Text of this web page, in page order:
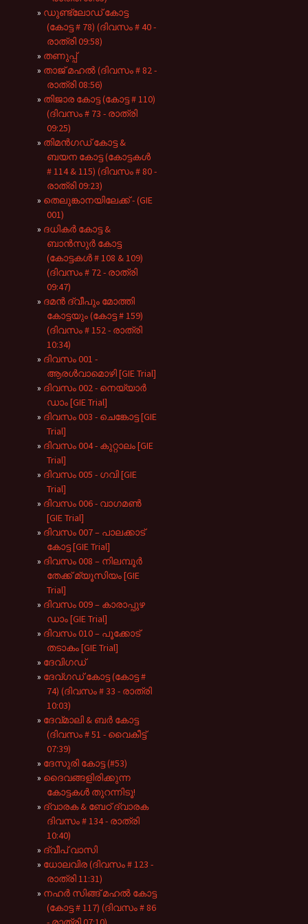
ഡുണ്ട്ലോഡ് കോട്ട
(കോട്ട # 78) (ദിവസം # 40 -
രാത്രി 09:58)
തണുപ്പ്
താജ് മഹൽ (ദിവസം # 82 -
രാത്രി 08:56)
തിജാര കോട്ട (കോട്ട # 110)
(ദിവസം # 73 - രാത്രി
09:25)
തിമൻഗഡ് കോട്ട &
ബയന കോട്ട (കോട്ടകൾ
# 114 & 115) (ദിവസം # 80 -
രാത്രി 09:23)
തെലുങ്കാനയിലേക്ക് - (GIE
001)
ദധികർ കോട്ട &
ബാൻസുർ കോട്ട
(കോട്ടകൾ # 108 & 109)
(ദിവസം # 72 - രാത്രി
09:47)
ദമൻ ദ്വീപും മോത്തി
കോട്ടയും (കോട്ട # 159)
(ദിവസം # 152 - രാത്രി
10:34)
ദിവസം 001 -
ആരൾവാമൊഴി [GIE Trial]
ദിവസം 002 - നെയ്യാർ
ഡാം [GIE Trial]
ദിവസം 003 - ചെങ്കോട്ട [GIE
Trial]
ദിവസം 004 - കുറ്റാലം [GIE
Trial]
ദിവസം 005 - ഗവി [GIE
Trial]
ദിവസം 006 - വാഗമൺ
[GIE Trial]
ദിവസം 007 – പാലക്കാട്
കോട്ട [GIE Trial]
ദിവസം 008 – നിലമ്പൂർ
തേക്ക് മ്യൂസിയം [GIE
Trial]
ദിവസം 009 – കാരാപ്പുഴ
ഡാം [GIE Trial]
ദിവസം 010 – പൂക്കോട്
തടാകം [GIE Trial]
ദേവിഗഡ്
ദേവ്ഗഡ് കോട്ട (കോട്ട #
74) (ദിവസം # 33 - രാത്രി
10:03)
ദേവ്മാലി & ബർ കോട്ട
(ദിവസം # 51 - വൈകീട്ട്
07:39)
ദേസുരി കോട്ട (#53)
ദൈവങ്ങളിരിക്കുന്ന
കോട്ടകൾ തുറന്നിടൂ!
ദ്വാരക & ബേഠ് ദ്വാരക
ദിവസം # 134 - രാത്രി
10:40)
ദ്വീപ് വാസി
ധോലവിര (ദിവസം # 123 -
രാത്രി 11:31)
നഹർ സിങ്ങ് മഹൽ കോട്ട
(കോട്ട # 117) (ദിവസം # 86